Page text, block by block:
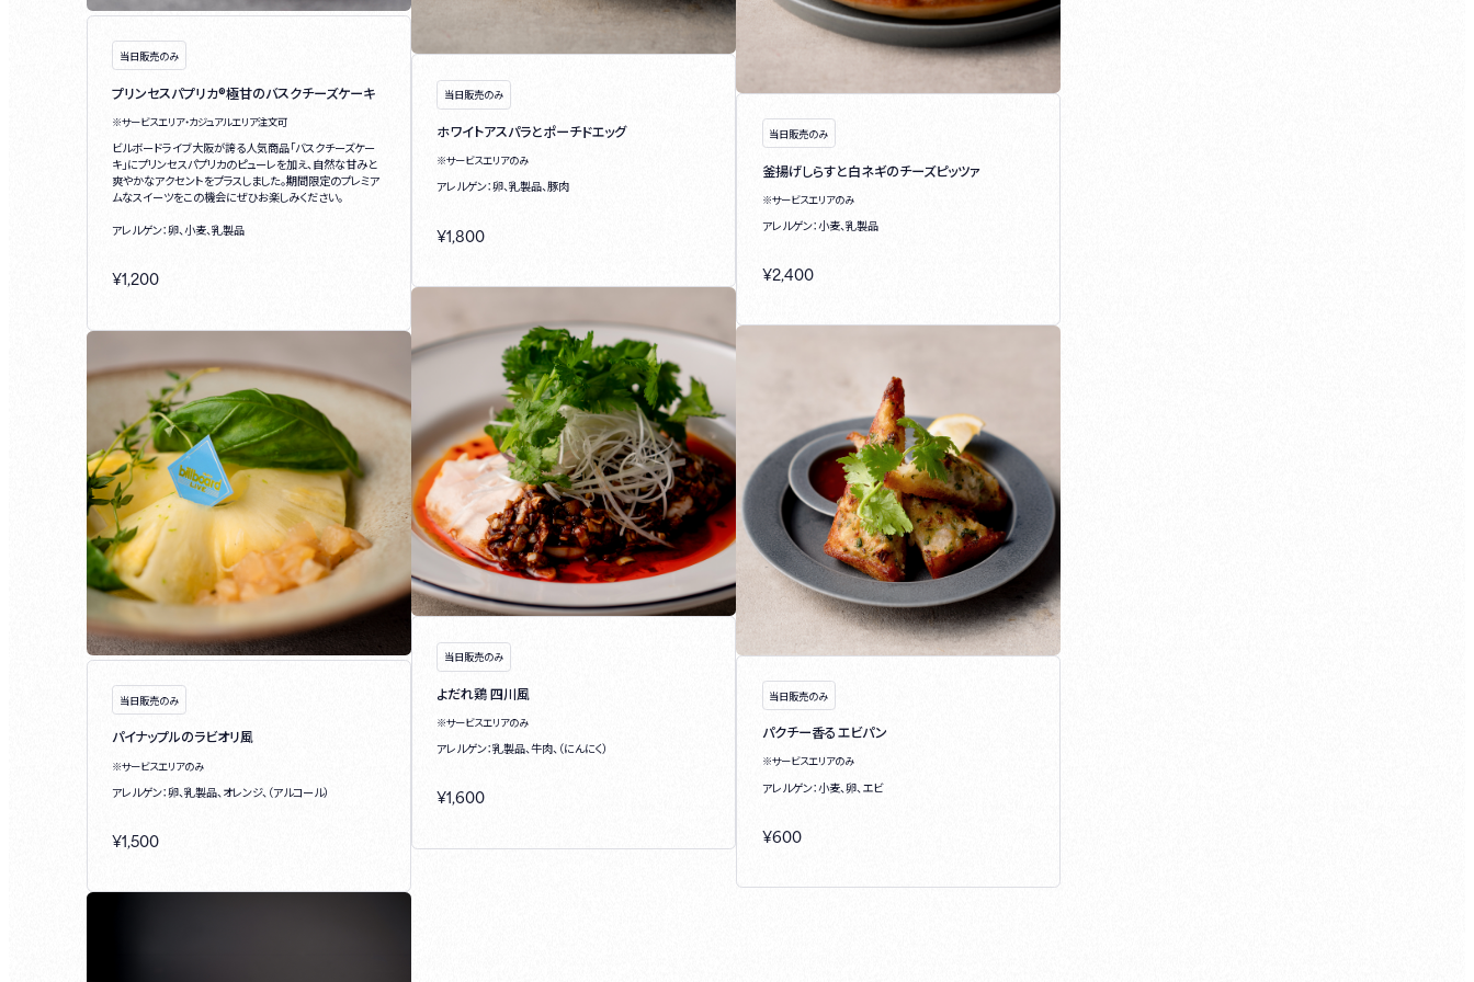
当日販売のみ
プリンセスパプリカ®極甘のバスクチーズケーキ
※サービスエリア・カジュアルエリア注文可
ビルボードライブ大阪が誇る人気商品「バスクチーズケー
キ」にプリンセスパプリカのピューレを加え、自然な甘みと
爽やかなアクセントをプラスしました。期間限定のプレミア
ムなスイーツをこの機会にぜひお楽しみください。
アレルゲン：卵、小麦、乳製品
¥1,200
当日販売のみ
パイナップルのラビオリ風
※サービスエリアのみ
アレルゲン：卵、乳製品、オレンジ、（アルコール）
¥1,500
当日販売のみ
ホワイトアスパラとポーチドエッグ
※サービスエリアのみ
アレルゲン：卵、乳製品、豚肉
¥1,800
当日販売のみ
よだれ鶏 四川風
※サービスエリアのみ
アレルゲン：乳製品、牛肉、（にんにく）
¥1,600
当日販売のみ
釜揚げしらすと白ネギのチーズピッツァ
※サービスエリアのみ
アレルゲン：小麦、乳製品
¥2,400
当日販売のみ
パクチー香るエビパン
※サービスエリアのみ
アレルゲン：小麦、卵、エビ
¥600